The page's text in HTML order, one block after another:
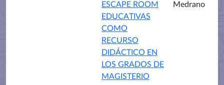
ESCAPE ROOM
EDUCATIVAS
COMO
RECURSO
DIDÁCTICO EN
LOS GRADOS DE
MAGISTERIO
Medrano